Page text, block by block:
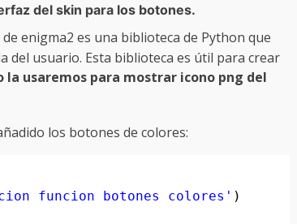
del skin para los botones.
enigma2 es una biblioteca de Python que
del usuario. Esta biblioteca es útil para crear
la usaremos para mostrar icono png del
los botones de colores:
funcion botones colores' )